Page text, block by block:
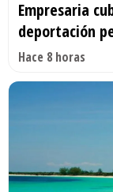
Empresaria
deportación
Hace 8 horas